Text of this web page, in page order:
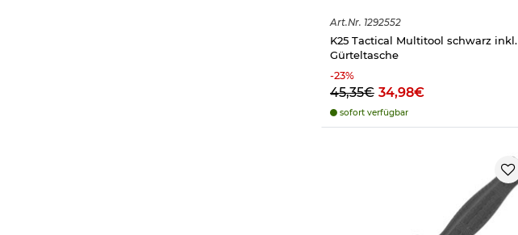
Art.Nr. 1292552
K25 Tactical Multitool schwarz inkl.
Gürteltasche
-23%
45,35€ 34,98€
sofort verfügbar